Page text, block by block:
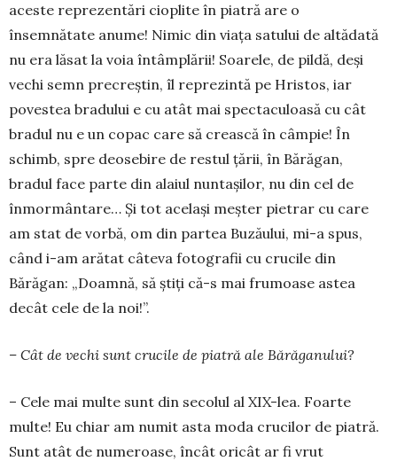
aceste reprezentări cioplite în piatră are o
însemnătate anume! Nimic din viața satului de altădată
nu era lăsat la voia întâmplării! Soarele, de pildă, deși
vechi semn precreștin, îl reprezintă pe Hristos, iar
povestea bradului e cu atât mai spectaculoasă cu cât
bradul nu e un copac care să crească în câmpie! În
schimb, spre deosebire de restul țării, în Bărăgan,
bradul face parte din alaiul nuntașilor, nu din cel de
înmormântare… Și tot același meșter pietrar cu care
am stat de vorbă, om din partea Buzăului, mi-a spus,
când i-am arătat câteva fotografii cu crucile din
Bărăgan: „Doamnă, să știți că-s mai frumoase astea
decât cele de la noi!”.
– Cât de vechi sunt crucile de pia­tră ale Bărăganului?
– Cele mai multe sunt din secolul al XIX-lea. Foarte
multe! Eu chiar am numit asta moda crucilor de piatră.
Sunt atât de numeroase, încât oricât ar fi vrut